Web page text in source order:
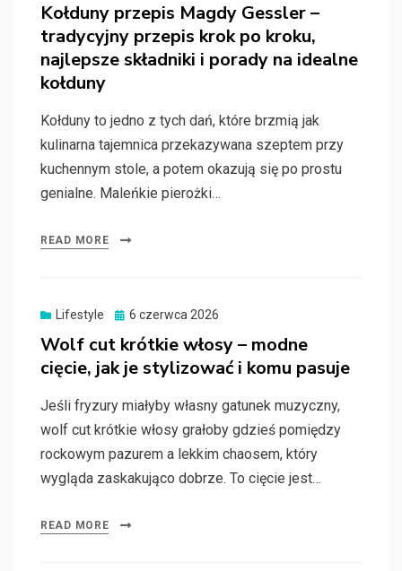
Kołduny przepis Magdy Gessler –
tradycyjny przepis krok po kroku,
najlepsze składniki i porady na idealne
kołduny
Kołduny to jedno z tych dań, które brzmią jak
kulinarna tajemnica przekazywana szeptem przy
kuchennym stole, a potem okazują się po prostu
genialne. Maleńkie pierożki…
READ MORE
Lifestyle
Posted
6 czerwca 2026
Wolf cut krótkie włosy – modne
cięcie, jak je stylizować i komu pasuje
Jeśli fryzury miałyby własny gatunek muzyczny,
wolf cut krótkie włosy grałoby gdzieś pomiędzy
rockowym pazurem a lekkim chaosem, który
wygląda zaskakująco dobrze. To cięcie jest…
READ MORE